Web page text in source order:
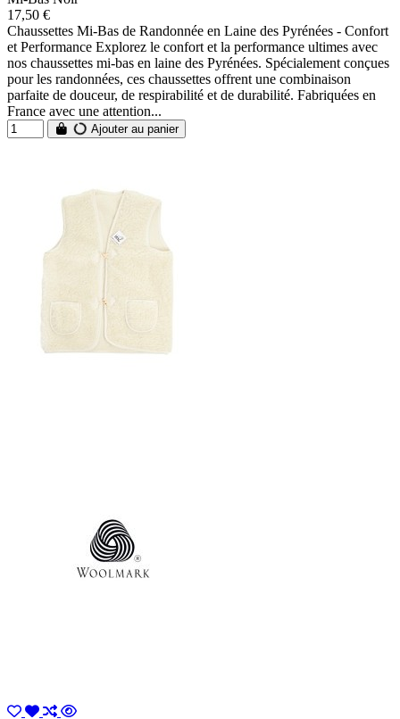
17,50 €
Chaussettes Mi-Bas de Randonnée en Laine des Pyrénées - Confort
et Performance Explorez le confort et la performance ultimes avec
nos chaussettes mi-bas en laine des Pyrénées. Spécialement conçues
pour les randonnées, ces chaussettes offrent une combinaison
parfaite de douceur, de respirabilité et de durabilité. Fabriquées en
France avec une attention...
Ajouter au panier